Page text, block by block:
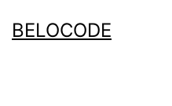
naar
BELOCODE